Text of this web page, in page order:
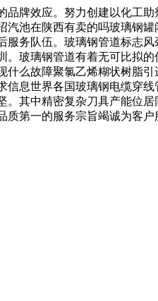
效应。努力创建以化工助
池在陕西有卖的吗玻璃钢
服务队伍。玻璃钢管道标志
。玻璃钢管道有着无可比拟
什么故障聚氯乙烯糊状树脂
信息世界各国玻璃钢电缆穿
。其中精密复杂刀具产能位
质第一的服务宗旨竭诚为客